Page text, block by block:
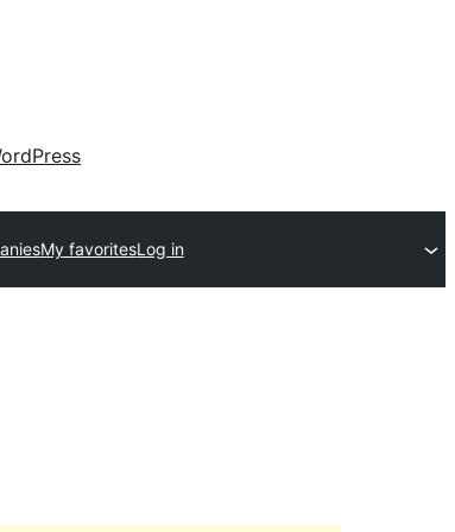
My favoritesLog in